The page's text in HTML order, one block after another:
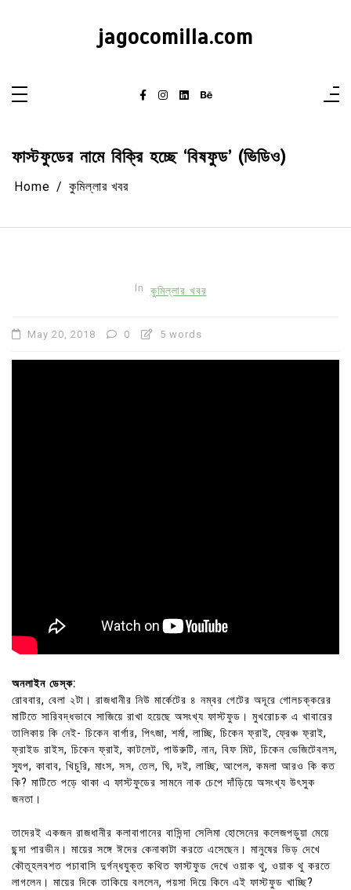
jagocomilla.com
ফাস্টফুডের নামে বিক্রি হচ্ছে ‘বিষফুড’ (ভিডিও)
Home কুমিল্লার খবর
In কুমিল্লার খবর
May 20, 2018 0 5 words
অনলাইন ডেস্ক:
রোববার, বেলা ২টা। রাজধানীর নিউ মার্কেটের ৪ নম্বর গেটের অদূরে গোলচক্করের
মাটিতে সারিবদ্ধভাবে সাজিয়ে রাখা হয়েছে অসংখ্য ফাস্টফুড। মুখরোচক এ খাবারের
তালিকায় কি নেই- চিকেন বার্গার, পিৎজা, শর্মা, লাচ্ছি, চিকেন ফ্রাই, ফ্রেঞ্চ ফ্রাই,
ফ্রাইড রাইস, চিকেন ফ্রাই, কাটলেট, পাউরুটি, নান, বিফ মিট, চিকেন ভেজিটেবলস,
স্যুপ, কাবাব, খিচুরি, মাংস, সস, তেল, ঘি, দই, লাচ্ছি, আপেল, কমলা আরও কি কত
কি? মাটিতে পড়ে থাকা এ ফাস্টফুডের সামনে নাক চেপে দাঁড়িয়ে অসংখ্য উৎসুক
জনতা।
তাদেরই একজন রাজধানীর কলাবাগানের বাসিন্দা সেলিমা হোসেনের কলেজপড়ুয়া মেয়ে
ছন্দা পারভীন। মায়ের সঙ্গে ঈদের কেনাকাটা করতে এসেছেন। মানুষের ভিড় দেখে
কৌতূহলবশত পচাবাসি দুর্গন্ধযুক্ত কথিত ফাস্টফুড দেখে ওয়াক থু, ওয়াক থু করতে
লাগলেন। মায়ের দিকে তাকিয়ে বললেন, পয়সা দিয়ে কিনে এই ফাস্টফুড খাচ্ছি?